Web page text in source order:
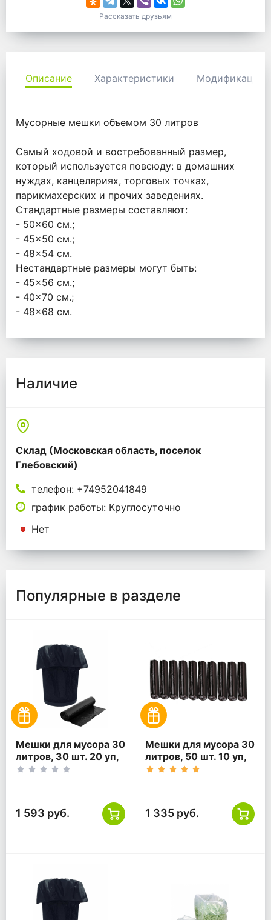
Рассказать друзьям
Описание Характеристики Модификации
Мусорные мешки объемом 30 литров
Самый ходовой и востребованный размер,
который используется повсюду: в домашних
нуждах, канцеляриях, торговых точках,
парикмахерских и прочих заведениях.
Стандартные размеры составляют:
- 50×60 см.;
- 45×50 см.;
- 48×54 см.
Нестандартные размеры могут быть:
- 45×56 см.;
- 40×70 см.;
- 48×68 см.
Наличие
Склад (Московская область, поселок
Глебовский)
телефон: +74952041849
график работы: Круглосуточно
Нет
Популярные в разделе
Мешки для мусора 30
литров, 30 шт. 20 уп,
черные
1 593 руб.
Мешки для мусора 30
литров, 50 шт. 10 уп,
черные
1 335 руб.